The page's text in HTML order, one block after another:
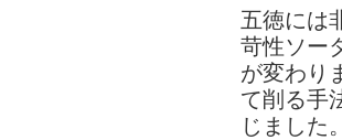
五徳には
苛性ソー
が変わり
て削る手
じました